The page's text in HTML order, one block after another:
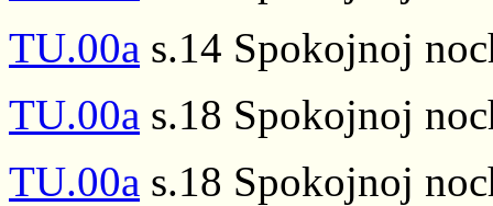
TU.00a s.14 Spokojnoj
TU.00a s.18 Spokojnoj
TU.00a s.18 Spokojnoj